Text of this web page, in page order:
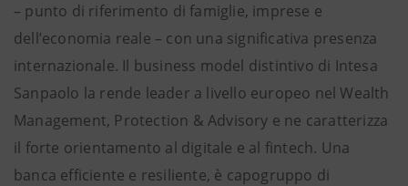
– punto di riferimento di famiglie, imprese e
dell’economia reale – con una significativa presenza
internazionale. Il business model distintivo di Intesa
Sanpaolo la rende leader a livello europeo nel Wealth
Management, Protection & Advisory e ne caratterizza
il forte orientamento al digitale e al fintech. Una
banca efficiente e resiliente, è capogruppo di